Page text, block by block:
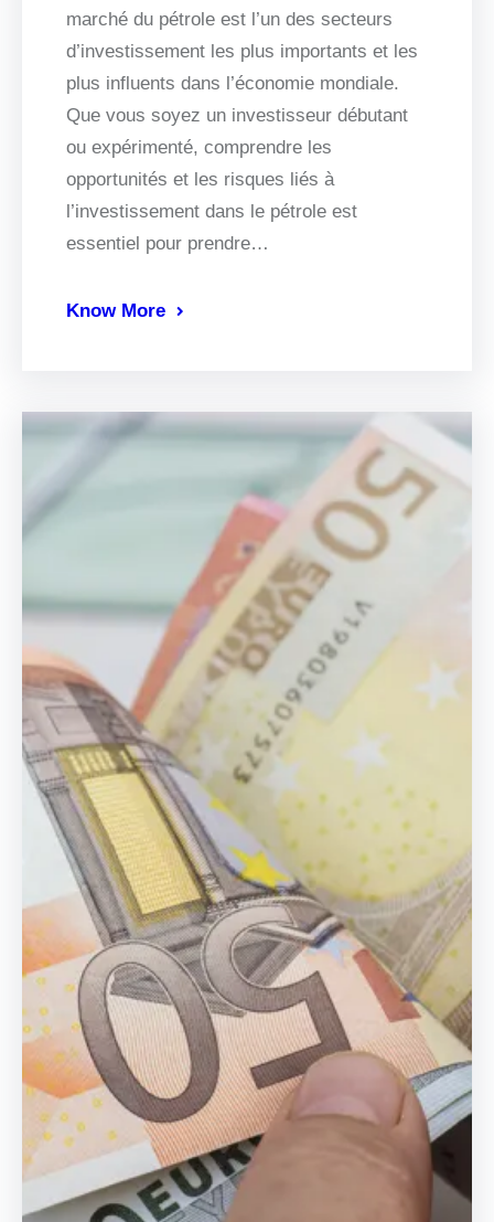
marché du pétrole est l’un des secteurs
d’investissement les plus importants et les
plus influents dans l’économie mondiale.
Que vous soyez un investisseur débutant
ou expérimenté, comprendre les
opportunités et les risques liés à
l’investissement dans le pétrole est
essentiel pour prendre…
Know More